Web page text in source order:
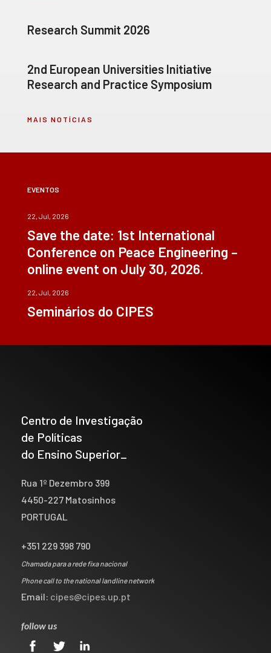
Research Summit 2026
2nd European Universities Initiative
Research and Practice Symposium
MAIS NOTÍCIAS
EVENTOS
22, Jul, 2026
Save the date: 1st International
Conference on Peace Engineering –
online event on July 30, 2026.
22, Jul, 2026
Seminários do CIPES
Centro de Investigação
de Políticas
do Ensino Superior_
Rua 1º Dezembro 399
4450-227 Matosinhos
PORTUGAL
+351 229 398 790
Chamada para a rede fixa nacional
Phone call to the national landline network
Email: cipes@cipes.up.pt
follow us